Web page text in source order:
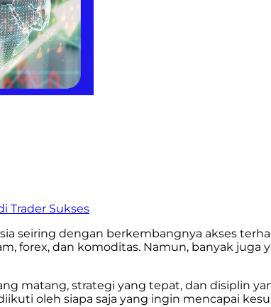
Trader Sukses
seiring dengan berkembangnya akses
forex, dan komoditas. Namun, banyak
matang, strategi yang tepat, dan disiplin
oleh siapa saja yang ingin mencapai